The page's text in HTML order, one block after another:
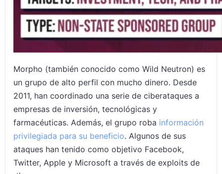
Morpho (también conocido como Wild Neutron) es
un grupo de alto perfil con mucho dinero. Desde
2011, han coordinado una serie de ciberataques a
empresas de inversión, tecnológicas y
farmacéuticas. Además, el grupo roba información
privilegiada para su beneficio. Algunos de sus
ataques han tenido como objetivo Facebook,
Twitter, Apple y Microsoft a través de exploits de